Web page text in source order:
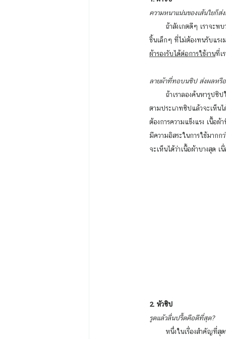
ความหนาแน่นของเส้นใยก็ส่
ชิ้นเล็กๆ ที่ไม่ต้องทนรับแร
ผ้ารองรับได้ต่อการใช้งานที่เ
ลายผ้าที่ทอบนซิป ส่งผลหรื
ตามประเภทซิปแล้วจะเห็น
ต้องการความแข็งแรง เนื้อ
มีความอิสระในการใช้มาก
จะเห็นได้ว่าเนื้อผ้าบางสุด
2. หัวซิป
รูดแล้วลื่นปรื้ดคือดีที่สุด?